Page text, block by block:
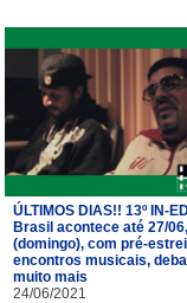
ÚLTIMOS DIAS!! 13º IN-
Brasil acontece até 27/06,
(domingo), com pré-
encontros musicais,
muito mais
24/06/2021